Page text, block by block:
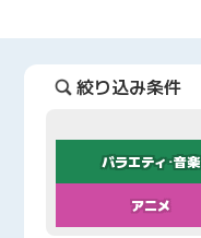
絞り込み条件
バラエティ･音楽
アニメ